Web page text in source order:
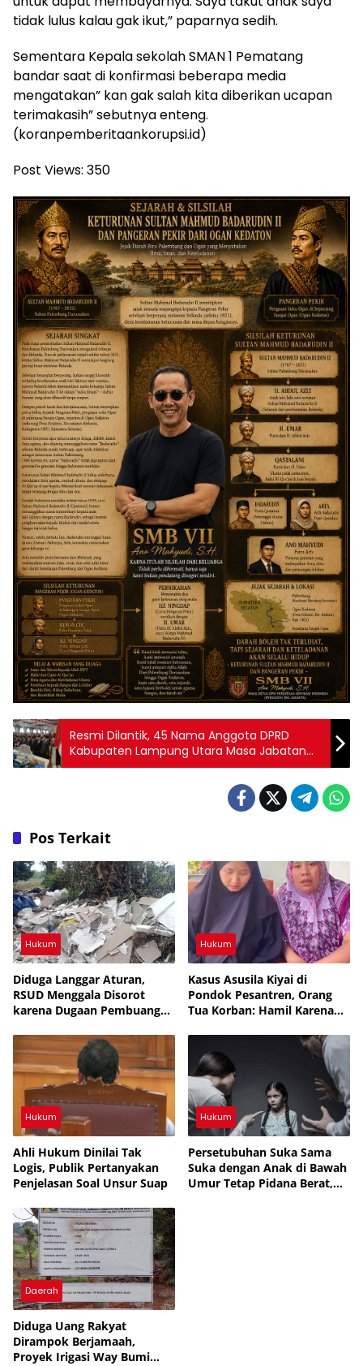
tidak lulus kalau gak ikut,” paparnya sedih.
Sementara Kepala sekolah SMAN 1 Pematang
bandar saat di konfirmasi beberapa media
mengatakan” kan gak salah kita diberikan ucapan
terimakasih” sebutnya enteng.
(koranpemberitaankorupsi.id)
Post Views: 350
Resmi Dilantik, 45 Nama Anggota DPRD
Kabupaten Lampung Utara Masa Jabatan
2024-2029
Pos Terkait
Hukum
Diduga Langgar Aturan,
RSUD Menggala Disorot
karena Dugaan Pembuangan
Hukum
Kasus Asusila Kiyai di
Pondok Pesantren, Orang
Tua Korban: Hamil Karena
Rakyat yang Bodoh
Hukum
Ahli Hukum Dinilai Tak
Logis, Publik Pertanyakan
Penjelasan Soal Unsur Suap
Hukum
Persetubuhan Suka Sama
Suka dengan Anak di Bawah
Umur Tetap Pidana Berat,
Daerah
Diduga Uang Rakyat
Dirampok Berjamaah,
Proyek Irigasi Way Bumi